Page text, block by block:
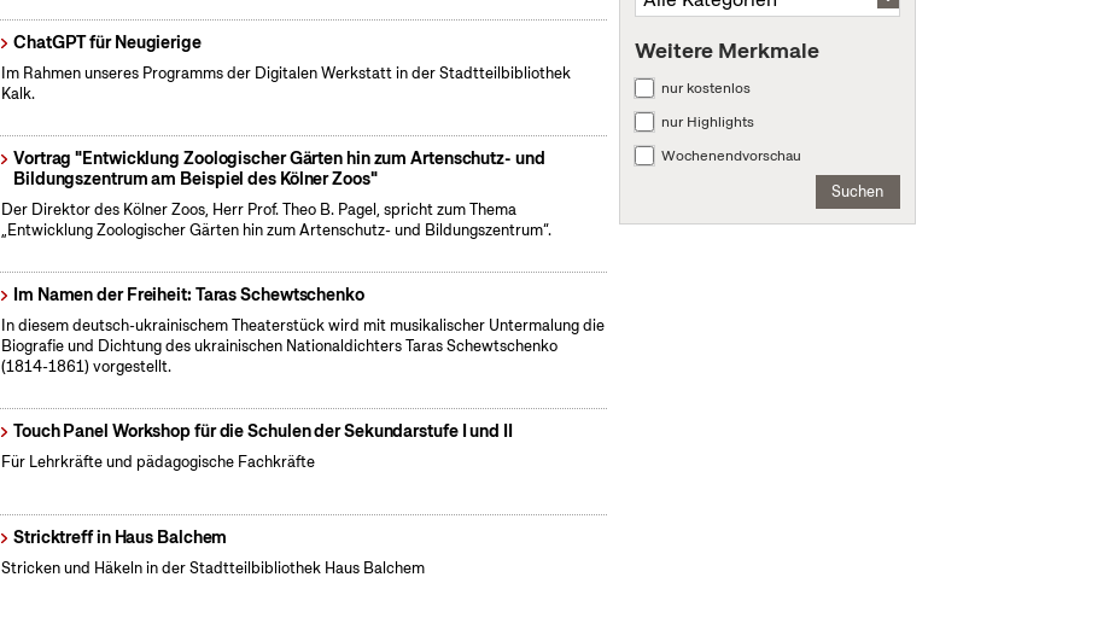
ChatGPT für Neugierige
Im Rahmen unseres Programms der Digitalen Werkstatt in der Stadtteilbibliothek
Kalk.
Vortrag "Entwicklung Zoologischer Gärten hin zum Artenschutz- und
Bildungszentrum am Beispiel des Kölner Zoos"
Der Direktor des Kölner Zoos, Herr Prof. Theo B. Pagel, spricht zum Thema
„Entwicklung Zoologischer Gärten hin zum Artenschutz- und Bildungszentrum“.
Im Namen der Freiheit: Taras Schewtschenko
In diesem deutsch-ukrainischem Theaterstück wird mit musikalischer Untermalung die
Biografie und Dichtung des ukrainischen Nationaldichters Taras Schewtschenko
(1814-1861) vorgestellt.
Touch Panel Workshop für die Schulen der Sekundarstufe I und II
Für Lehrkräfte und pädagogische Fachkräfte
Stricktreff in Haus Balchem
Stricken und Häkeln in der Stadtteilbibliothek Haus Balchem
Weitere Merkmale
nur kostenlos
nur Highlights
Wochenendvorschau
Suchen